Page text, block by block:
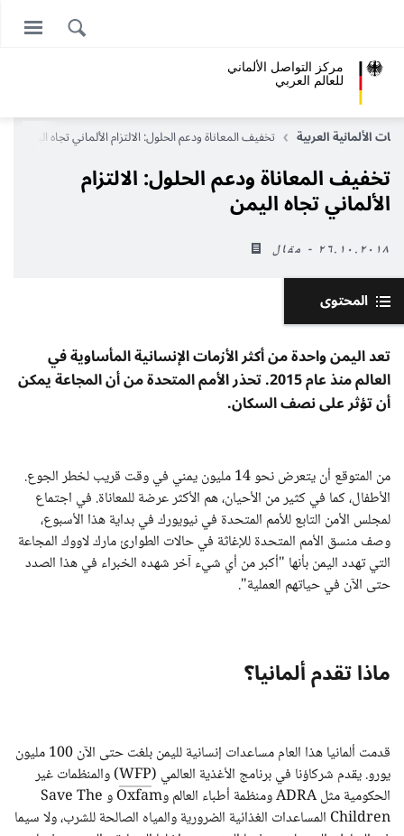
مركز التواصل الألماني
للعالم العربي
الألمانية العربية تخفيف المعاناة ودعم الحلول: الالتزام الألماني تجاه اليمن
تخفيف المعاناة ودعم الحلول: الالتزام
الألماني تجاه اليمن
٢٦.١٠.٢٠١٨ - مقال
المحتوى
تعد اليمن واحدة من أكثر الأزمات الإنسانية المأساوية في
العالم منذ عام 2015. تحذر الأمم المتحدة من أن المجاعة يمكن
أن تؤثر على نصف السكان.
من المتوقع أن يتعرض نحو 14 مليون يمني في وقت قريب لخطر الجوع.
الأطفال، كما في كثير من الأحيان، هم الأكثر عرضة للمعاناة. في اجتماع
لمجلس الأمن التابع للأمم المتحدة في نيويورك في بداية هذا الأسبوع،
وصف منسق الأمم المتحدة للإغاثة في حالات الطوارئ مارك لاووك المجاعة
التي تهدد اليمن بأنها "أكبر من أي شيء آخر شهده الخبراء في هذا الصدد
حتى الآن في حياتهم العملية".
ماذا تقدم ألمانيا؟
قدمت ألمانيا هذا العام مساعدات إنسانية لليمن بلغت حتى الآن 100 مليون
يورو. يقدم شركاؤنا في برنامج الأغذية العالمي (WFP) والمنظمات غير
الحكومية مثل ADRA ومنظمة أطباء العالم وOxfam و Save The
Children المساعدات الغذائية الضرورية والمياه الصالحة للشرب، ولا سيما